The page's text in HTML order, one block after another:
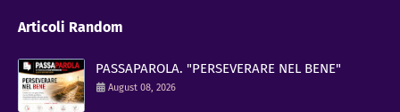
Articoli Random
PASSAPAROLA. "PERSEVERARE NEL BENE"
August 08, 2026